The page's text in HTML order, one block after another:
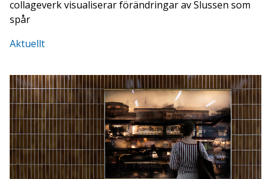
collageverk visualiserar förändringar av Slussen som
spår
Aktuellt